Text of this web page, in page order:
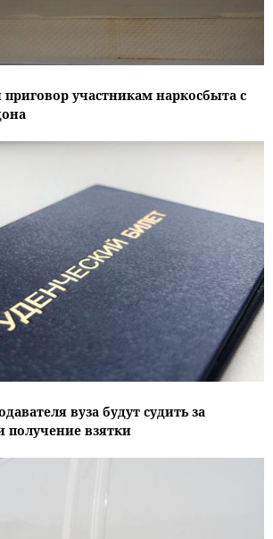
участникам наркосбыта с
вуза будут судить за
взятки